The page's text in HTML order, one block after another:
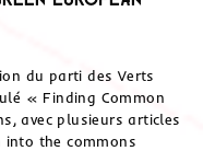
du parti des Verts
« Finding Common
avec plusieurs articles
the commons